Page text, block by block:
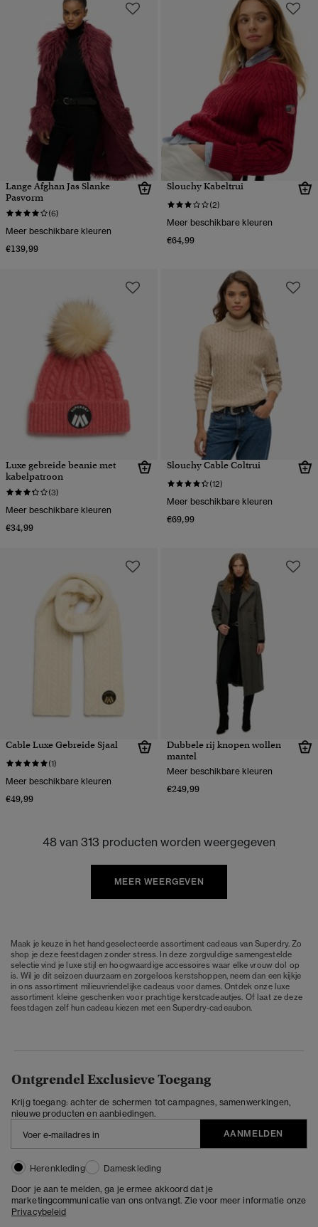
Lange Afghan Jas Slanke
Pasvorm
(6)
Meer beschikbare kleuren
€139,99
Slouchy Kabeltrui
(2)
Meer beschikbare kleuren
€64,99
Luxe gebreide beanie met
kabelpatroon
(3)
Meer beschikbare kleuren
€34,99
Slouchy Cable Coltrui
(12)
Meer beschikbare kleuren
€69,99
Cable Luxe Gebreide Sjaal
(1)
Meer beschikbare kleuren
€49,99
Dubbele rij knopen wollen
mantel
Meer beschikbare kleuren
€249,99
48 van 313 producten worden weergegeven
MEER WEERGEVEN
Maak je keuze in het handgeselecteerde assortiment cadeaus van Superdry. Zo
shop je deze feestdagen zonder stress. In deze zorgvuldige samengestelde
selectie vind je luxe stijl en hoogwaardige accessoires waar elke vrouw dol op
is. Wil je dit seizoen duurzaam en zorgeloos kerstshoppen, neem dan een kijkje
in ons assortiment milieuvriendelijke cadeaus voor dames. Ontdek onze luxe
assortiment kleine geschenken voor prachtige kerstcadeautjes. Of laat ze deze
feestdagen zelf hun cadeau kiezen met een Superdry-cadeaubon
Ontgrendel Exclusieve Toegang
Krijg toegang: achter de schermen tot campagnes, samenwerkingen,
nieuwe producten en aanbiedingen.
AANMELDEN
Herenkleding
Dameskleding
Door je aan te melden, ga je ermee akkoord dat je
marketingcommunicatie van ons ontvangt. Zie voor meer informatie onze
Privacybeleid